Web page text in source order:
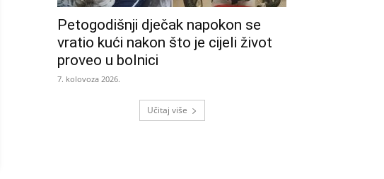
Petogodišnji dječak napokon se
vratio kući nakon što je cijeli život
proveo u bolnici
7. kolovoza 2026.
Učitaj više